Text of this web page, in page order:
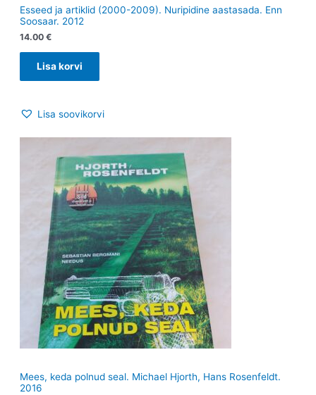
Esseed ja artiklid (2000-2009). Nuripidine aastasada. Enn
Soosaar. 2012
14.00 €
Lisa korvi
Lisa soovikorvi
Mees, keda polnud seal. Michael Hjorth, Hans Rosenfeldt.
2016